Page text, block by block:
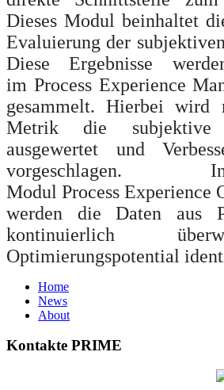
Dieses Modul beinhaltet
Evaluierung der
Diese Ergebnisse
im ProcessExperience
gesammelt. Hierbei
Metrik die subjektive
ausgewertet und
Modul Process Experience
werden die Daten aus
kontinuierlich
Optimierungspotential
Home
News
About
Kontakte PRIME